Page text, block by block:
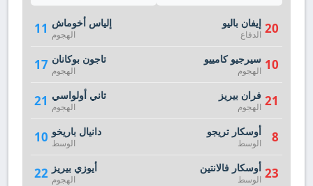
11 إلياس أخوماش
الهجوم
17 تاجون بوكانان
الهجوم
21 تاني أولواسي
الهجوم
10 دانيال باريخو
الوسط
22 أيوزي بيريز
الهجوم
20 إيفان باليو
الدفاع
10 سيرجيو كامييو
الهجوم
21 فران بيريز
الهجوم
8 أوسكار تريجو
الوسط
23 أوسكار فالانتين
الوسط